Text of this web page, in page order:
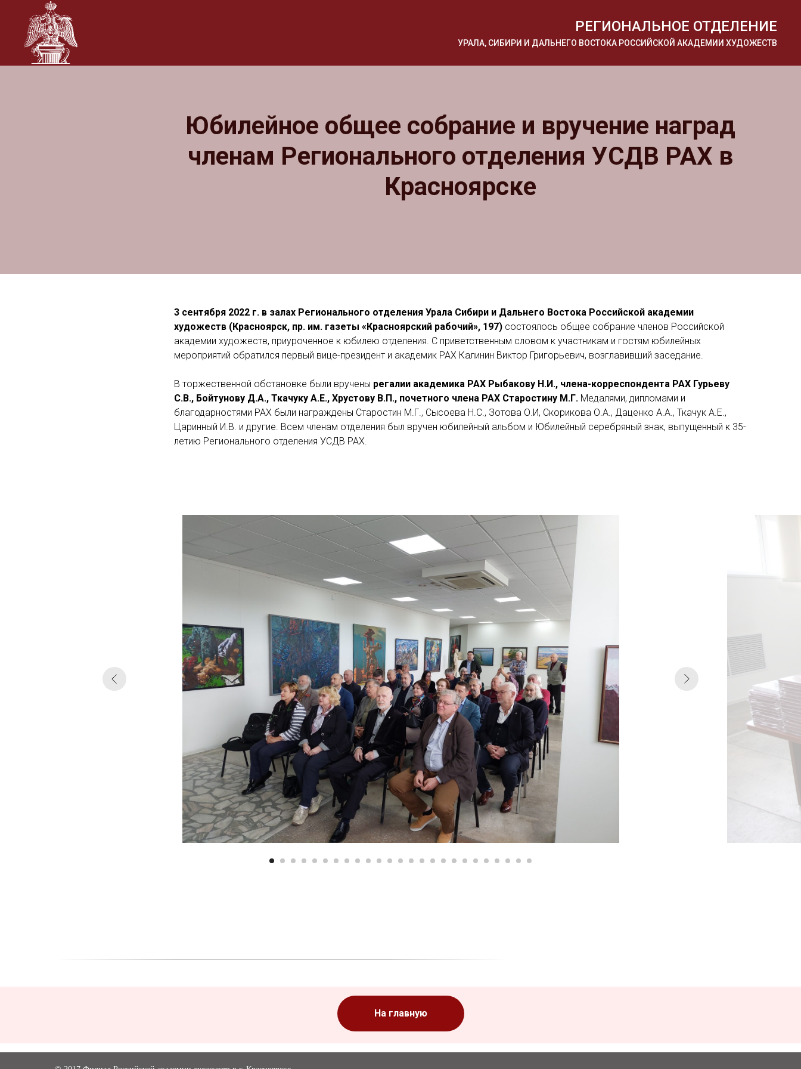
РЕГИОНАЛЬНОЕ ОТДЕЛЕНИЕ
УРАЛА, СИБИРИ И ДАЛЬНЕГО ВОСТОКА РОССИЙСКОЙ АКАДЕМИИ ХУДОЖЕСТВ
Юбилейное общее собрание и вручение наград
членам Регионального отделения УСДВ РАХ в
Красноярске
3 сентября 2022 г. в залах Регионального отделения Урала Сибири и Дальнего Востока Российской академии
художеств (Красноярск, пр. им. газеты «Красноярский рабочий», 197) состоялось общее собрание членов Российской
академии художеств, приуроченное к юбилею отделения. С приветственным словом к участникам и гостям юбилейных
мероприятий обратился первый вице-президент и академик РАХ Калинин Виктор Григорьевич, возглавивший заседание.
В торжественной обстановке были вручены регалии академика РАХ Рыбакову Н.И., члена-корреспондента РАХ Гурьеву
С.В., Бойтунову Д.А., Ткачуку А.Е., Хрустову В.П., почетного члена РАХ Старостину М.Г. Медалями, дипломами и
благодарностями РАХ были награждены Старостин М.Г., Сысоева Н.С., Зотова О.И, Скорикова О.А., Даценко А.А., Ткачук А.Е.,
Царинный И.В. и другие. Всем членам отделения был вручен юбилейный альбом и Юбилейный серебряный знак, выпущенный к 35-
летию Регионального отделения УСДВ РАХ.
На главную